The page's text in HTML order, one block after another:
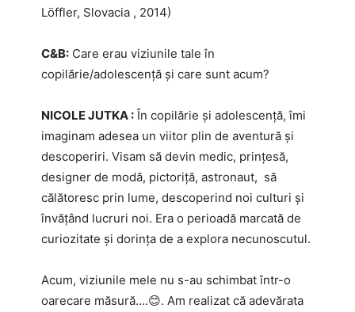
Löffler, Slovacia , 2014)
C&B: Care erau viziunile tale în
copilărie/adolescență și care sunt acum?
NICOLE JUTKA : În copilărie și adolescență, îmi
imaginam adesea un viitor plin de aventură și
descoperiri. Visam să devin medic, prințesă,
designer de modă, pictoriță, astronaut, să
călătoresc prin lume, descoperind noi culturi și
învățând lucruri noi. Era o perioadă marcată de
curiozitate și dorința de a explora necunoscutul.
Acum, viziunile mele nu s-au schimbat într-o
oarecare măsură….😊. Am realizat că adevărata